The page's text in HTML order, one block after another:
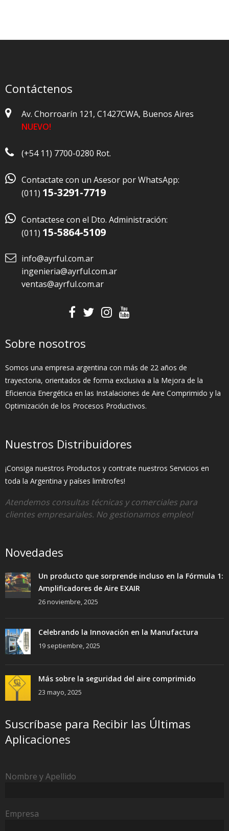
Contáctenos
Av. Chorroarín 121, C1427CWA, Buenos Aires
NUEVO!
(+54 11) 7700-0280 Rot.
 Contactate con un Asesor por WhatsApp:
(011) 15-3291-7719
 Contactese con el Dto. Administración:
(011) 15-5864-5109
info@ayrful.com.ar
ingenieria@ayrful.com.ar
ventas@ayrful.com.ar
Sobre nosotros
Somos una empresa argentina con más de 22 años de
trayectoria, orientados de forma exclusiva a la Mejora de la
Eficiencia Energética en las Instalaciones de Aire Comprimido y la
Optimización de los Procesos Productivos.
Nuestros Distribuidores
¡Consiga nuestros Productos y contrate nuestros Servicios en
toda la Argentina y países limítrofes!
Atendemos consultas técnicas y comerciales para
clientes empresariales. No gestionamos empleo!
Novedades
Un producto que sorprende incluso en la Fórmula 1:
Amplificadores de Aire EXAIR
26 noviembre, 2025
Celebrando la Innovación en la Manufactura
19 septiembre, 2025
Más sobre la seguridad del aire comprimido
23 mayo, 2025
Suscríbase para Recibir las Últimas
Aplicaciones
Nombre y Apellido
Empresa